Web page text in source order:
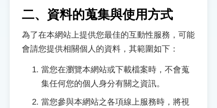
二、資料的蒐集與使用方式
為了在本網站上提供您最佳的互動性服務，可能
會請您提供相關個人的資料，其範圍如下：
當您在瀏覽本網站或下載檔案時，不會蒐
集任何您的個人身分有關之資訊。
當您參與本網站之各項線上服務時，將視